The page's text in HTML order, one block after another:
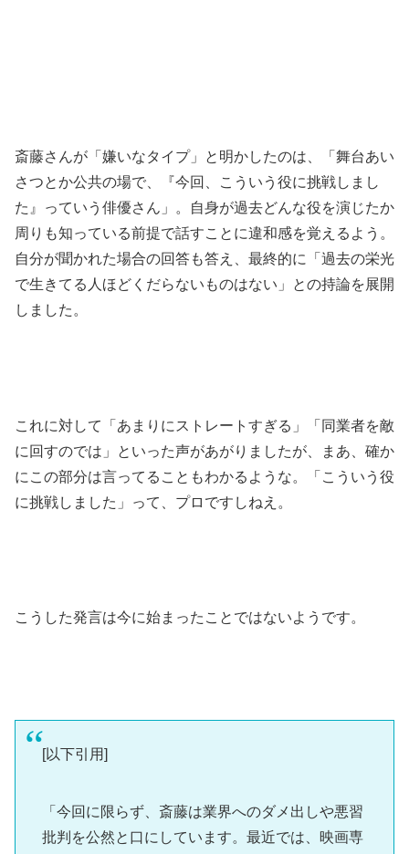
斎藤さんが「嫌いなタイプ」と明かしたのは、「舞台あい
さつとか公共の場で、『今回、こういう役に挑戦しまし
た』っていう俳優さん」。自身が過去どんな役を演じたか
周りも知っている前提で話すことに違和感を覚えるよう。
自分が聞かれた場合の回答も答え、最終的に「過去の栄光
で生きてる人ほどくだらないものはない」との持論を展開
しました。
これに対して「あまりにストレートすぎる」「同業者を敵
に回すのでは」といった声があがりましたが、まあ、確か
にこの部分は言ってることもわかるような。「こういう役
に挑戦しました」って、プロですしねえ。
こうした発言は今に始まったことではないようです。
[以下引用]
「今回に限らず、斎藤は業界へのダメ出しや悪習
批判を公然と口にしています。最近では、映画専